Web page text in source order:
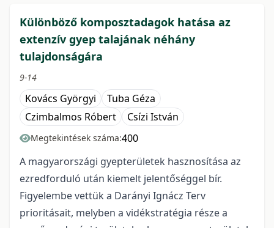
Különböző komposztadagok hatása az
extenzív gyep talajának néhány
tulajdonságára
9-14
Kovács Györgyi
Tuba Géza
Czimbalmos Róbert
Csízi István
Megtekintések száma:400
A magyarországi gyepterületek hasznosítása az
ezredforduló után kiemelt jelentőséggel bír.
Figyelembe vettük a Darányi Ignácz Terv
prioritásait, melyben a vidékstratégia része a